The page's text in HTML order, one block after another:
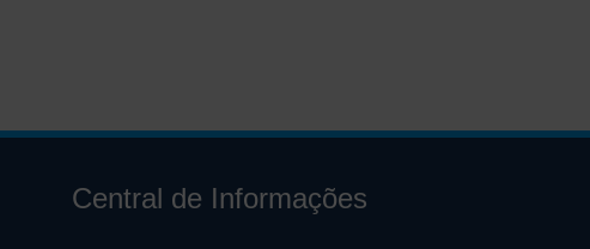
Central de Informações